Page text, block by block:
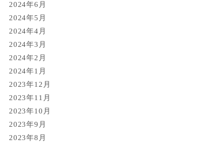
2024年6月
2024年5月
2024年4月
2024年3月
2024年2月
2024年1月
2023年12月
2023年11月
2023年10月
2023年9月
2023年8月